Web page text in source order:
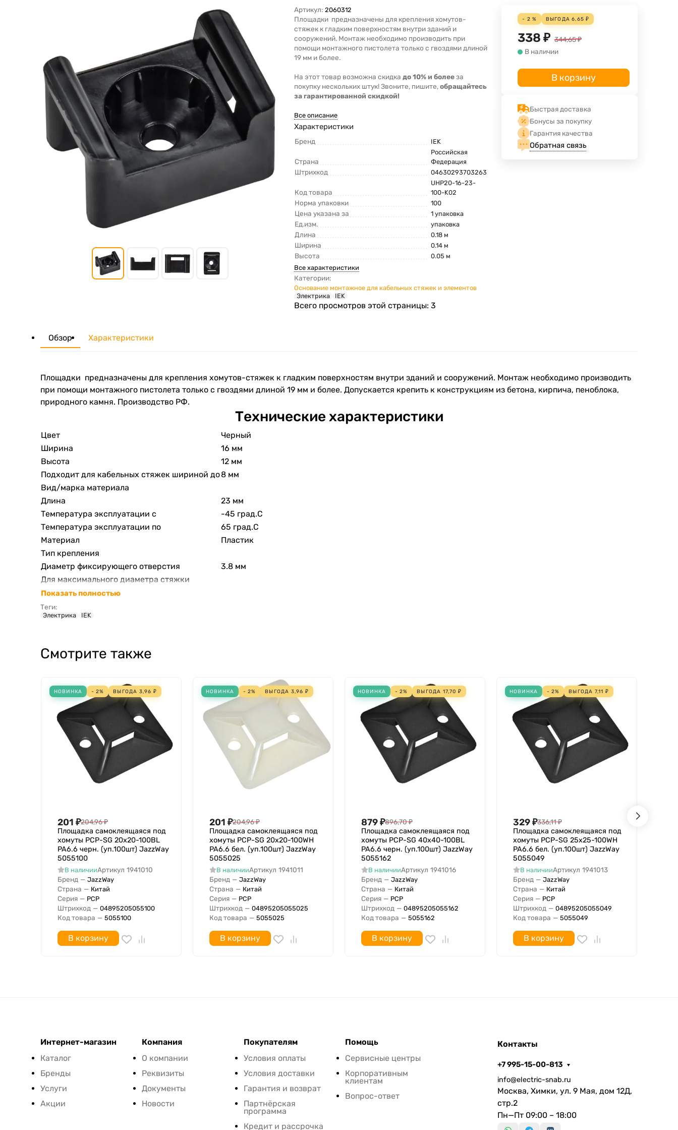
Артикул: 2060312
Площадки предназначены для крепления хомутов-
стяжек к гладким поверхностям внутри зданий и
сооружений. Монтаж необходимо производить при
помощи монтажного пистолета только с гвоздями длиной
19 мм и более.
На этот товар возможна скидкадо 10% и болееза
покупку нескольких штук! Звоните, пишите,обращайтесь
за гарантированной скидкой!
Все описание
Характеристики
Бренд IEK
Страна
Российская
Федерация
Штрихкод 04630293703263
Код товара
UHP20-16-23-
100-K02
Норма упаковки 100
Цена указана за 1 упаковка
Ед.изм. упаковка
Длина 0.18 м
Ширина 0.14 м
Высота
0.05 м
Все характеристики
Категории:
Основание монтажное для кабельных стяжек и элементов
Электрика
IEK
Всего просмотров этой страницы:3
- 2 % ВЫГОДА6,65 ₽
338 ₽ 344,65₽
В наличии
В корзину
Быстрая доставка
Бонусы за покупку
Гарантия качества
Обратная связь
Обзор Характеристики
Площадки предназначены для крепления хомутов-стяжек к гладким поверхностям внутри зданий и сооружений. Монтаж необходимо производить
при помощи монтажного пистолета только с гвоздями длиной 19 мм и более. Допускается крепить к конструкциям из бетона, кирпича, пеноблока,
природного камня. Производство РФ.
Технические характеристики
Цвет
Черный
Ширина
16 мм
Высота
12 мм
Подходит для кабельных стяжек шириной до8 мм
Вид/марка материала
Длина
23 мм
Температура эксплуатации с
-45 град.C
Температура эксплуатации по
65 град.C
Материал
Пластик
Тип крепления
Диаметр фиксирующего отверстия
3.8 мм
Для максимального диаметра стяжки
Показать полностью
Теги:
Электрика IEK
Смотрите также
НОВИНКА - 2% ВЫГОДА 3,96 ₽
201 ₽204,96₽
Площадка самоклеящаяся под
хомуты PCP-SG 20х20-100BL
PA6.6 черн. (уп.100шт) JazzWay
5055100
В наличииАртикул 1941010
Бренд — JazzWay
Страна — Китай
Серия — PCP
Штрихкод — 04895205055100
Код товара — 5055100
В корзину
НОВИНКА - 2% ВЫГОДА 3,96 ₽
201 ₽204,96₽
Площадка самоклеящаяся под
хомуты PCP-SG 20х20-100WH
PA6.6 бел. (уп.100шт) JazzWay
5055025
В наличииАртикул 1941011
Бренд — JazzWay
Страна — Китай
Серия — PCP
Штрихкод — 04895205055025
Код товара — 5055025
В корзину
НОВИНКА - 2% ВЫГОДА 17,70 ₽
879₽896,70₽
Площадка самоклеящаяся под
хомуты PCP-SG 40х40-100BL
PA6.6 черн. (уп.100шт) JazzWay
5055162
В наличииАртикул 1941016
Бренд — JazzWay
Страна — Китай
Серия — PCP
Штрихкод — 04895205055162
Код товара — 5055162
В корзину
НОВИНКА - 2% ВЫГОДА 7,11 ₽
329₽336,11₽
Площадка самоклеящаяся под
хомуты PCP-SG 25х25-100WH
PA6.6 бел. (уп.100шт) JazzWay
5055049
В наличииАртикул 1941013
Бренд — JazzWay
Страна — Китай
Серия — PCP
Штрихкод — 04895205055049
Код товара — 5055049
В корзину
Интернет-магазин
Каталог
Бренды
Услуги
Акции
Компания
О компании
Реквизиты
Документы
Новости
Покупателям
Условия оплаты
Условия доставки
Гарантия и возврат
Партнёрская
программа
Кредит и рассрочка
Помощь
Сервисные центры
Корпоративным
клиентам
Вопрос-ответ
Контакты
+7 995-15-00-813
info@electric-snab.ru
Москва, Химки, ул. 9 Мая, дом 12Д,
стр.2
Пн—Пт 09:00 – 18:00